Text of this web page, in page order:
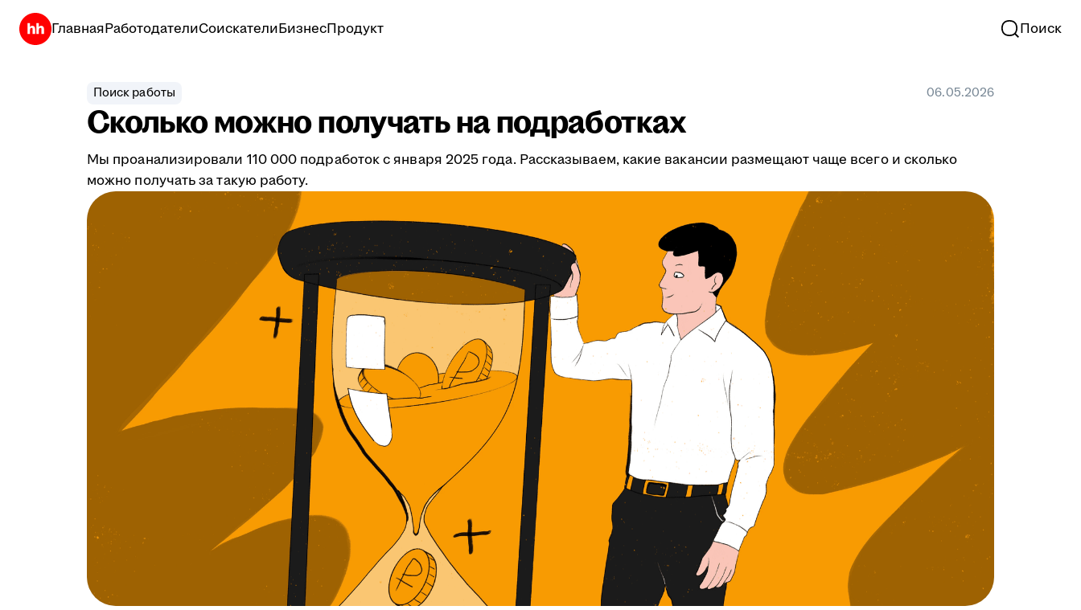
ГлавнаяРаботодателиСоискателиБизнесПродукт Поиск
Поиск работы 06.05.2026
Сколько можно получать на подработках
Мы проанализировали 110 000 подработок с января 2025 года. Рассказываем, какие вакансии размещают чаще всего и сколько
можно получать за такую работу.